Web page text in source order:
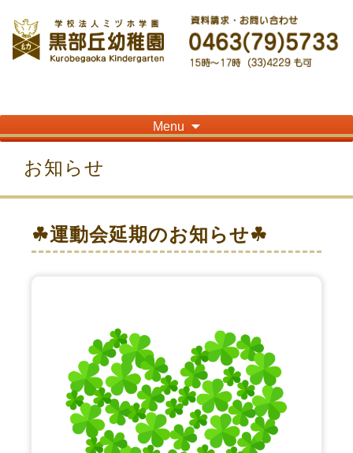
神奈川県平塚市の「学校法人ミヅホ学園黒部丘幼稚園」です！高麗山が見える閑静
な住宅街にある静かな環境で幼児教育を行っています
Menu
to
content
お知らせ
☘運動会延期のお知らせ☘